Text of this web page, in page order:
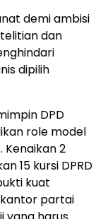
demi ambisi
dan
dipilih
DPD
role model
Kenaikan 2
15 kursi DPRD
kuat
partai